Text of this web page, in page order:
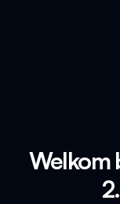
Welkom